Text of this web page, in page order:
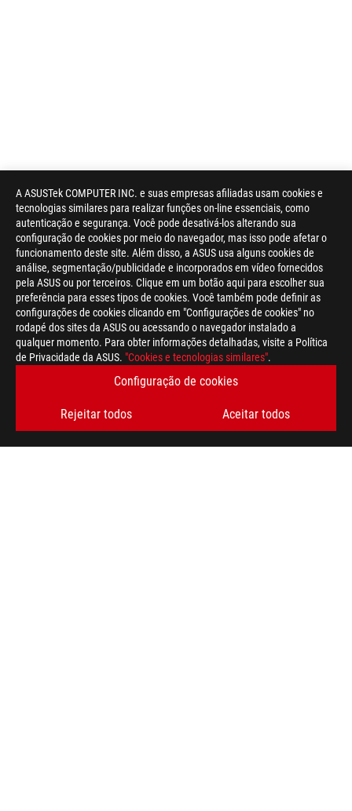
A ASUSTek COMPUTER INC. e suas empresas afiliadas usam cookies e
tecnologias similares para realizar funções on-line essenciais, como
autenticação e segurança. Você pode desativá-los alterando sua
configuração de cookies por meio do navegador, mas isso pode afetar o
funcionamento deste site. Além disso, a ASUS usa alguns cookies de
análise, segmentação/publicidade e incorporados em vídeo fornecidos
pela ASUS ou por terceiros. Clique em um botão aqui para escolher sua
preferência para esses tipos de cookies. Você também pode definir as
configurações de cookies clicando em "Configurações de cookies" no
rodapé dos sites da ASUS ou acessando o navegador instalado a
qualquer momento. Para obter informações detalhadas, visite a Política
de Privacidade da ASUS. "Cookies e tecnologias similares".
Configuração de cookies
Rejeitar todos Aceitar todos